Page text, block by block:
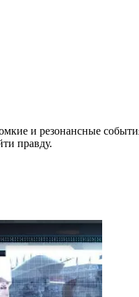
и резонансные
правду.